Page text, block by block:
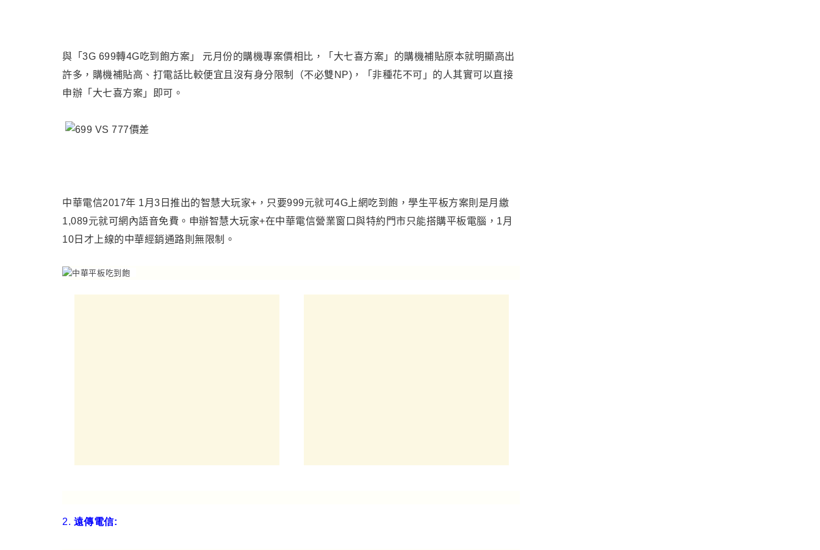
與 「3G 699轉4G吃到飽方案」
元月份的購機專案價相比，「大七喜方案」的購機補貼原本就明顯高出
許多，購機補貼高 、 打電話比較便宜且沒有身分限制（不必雙NP)，「非種花不可」的人其實可以直接
申辦「大七喜方案」即可。
中華電信2017年 1 月 3 日推出的智慧大玩家+ ，只要999元就可4G 上網吃到飽，學生平板方案則是月繳
1,089元就可網內語音免費。申辦智慧大玩家+在中華電信營業窗口與特約門市只能搭購平板電腦， 1 月
10 日才上線的中華經銷通路則無限制。
2. 遠傳電信: